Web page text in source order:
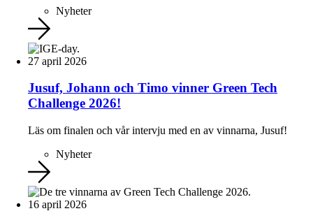
Nyheter
27 april 2026
Jusuf, Johann och Timo vinner Green Tech
Challenge 2026!
Läs om finalen och vår intervju med en av vinnarna, Jusuf!
Nyheter
16 april 2026